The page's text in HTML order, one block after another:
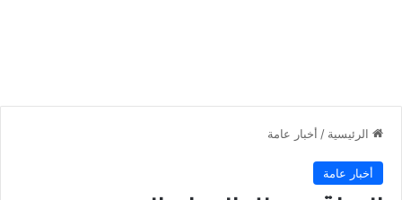
الرئيسية / أخبار عامة
أخبار عامة